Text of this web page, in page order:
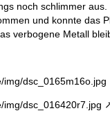
noch schlimmer
und konnte das
verbogene Metall
img/dsc_0165m16o.jpg
img/dsc_016420r7.jpg